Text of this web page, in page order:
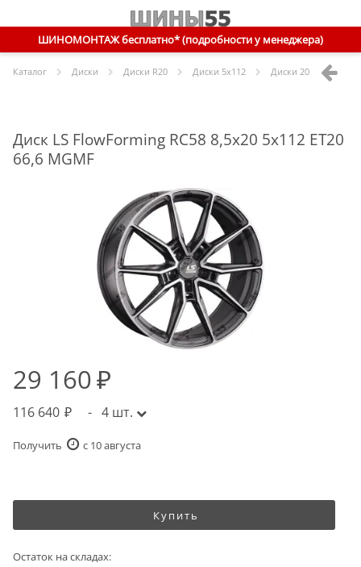
ШИНОМОНТАЖ бесплатно* (подробности у менеджера)
Каталог Диски Диски R20 Диски 5x112 Диски 20 5x112 ET20
Диск LS FlowForming RC58 8,5x20 5x112 ET20
66,6 MGMF
29 160
116 640 - 4 шт.
Получить c 10 августа
Купить
Остаток на складах: